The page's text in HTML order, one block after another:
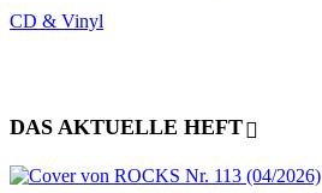
CD & Vinyl
DAS AKTUELLE HEFT